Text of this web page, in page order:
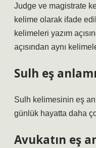
Judge ve magistrate
kelime olarak ifade
kelimeleri yazım
açısından aynı
Sulh eş
Sulh kelimesinin eş
günlük hayatta daha
Avukatın eş